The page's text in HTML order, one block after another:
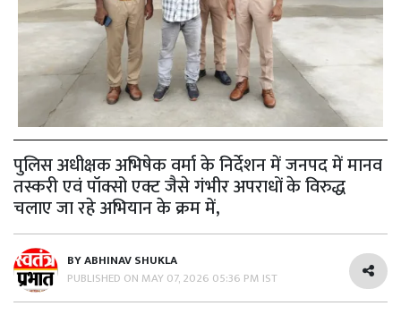
पुलिस अधीक्षक अभिषेक वर्मा के निर्देशन में जनपद में मानव
तस्करी एवं पॉक्सो एक्ट जैसे गंभीर अपराधों के विरुद्ध
चलाए जा रहे अभियान के क्रम में,
BYABHINAV SHUKLA
PUBLISHED ON MAY 07, 2026 05:36 PM IST